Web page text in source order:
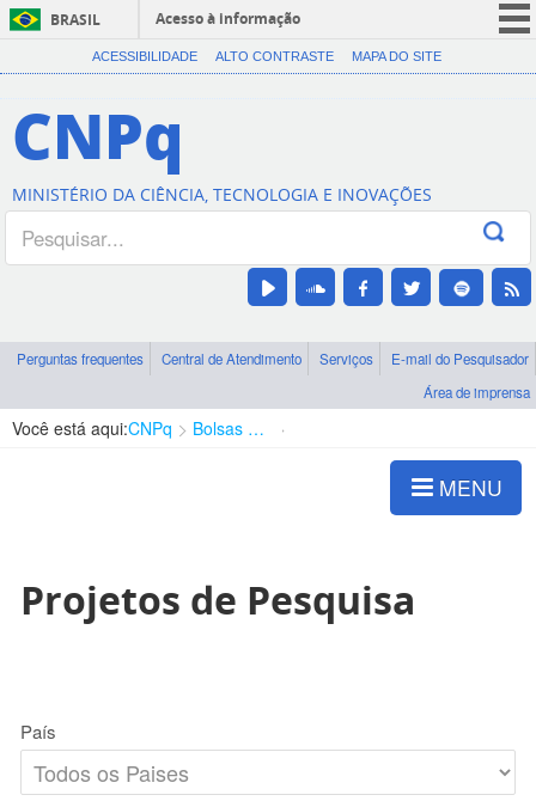
BRASIL
Acesso à informação
CORONAVÍRUS (COVID-19)
Canais
ACESSIBILIDADE ALTO CONTRASTE MAPA DO SITE
CNPq
MINISTÉRIO DA CIÊNCIA, TECNOLOGIA E INOVAÇÕES
Perguntas frequentes Central de Atendimento Serviços
E-mail do Pesquisador
Área de imprensa
Você está aqui:CNPq Bolsas e Auxílios Vigentes
MENU
Projetos de Pesquisa
País